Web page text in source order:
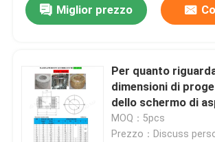
Miglior prezzo
Per quanto
dimensioni di
dello schermo di
B125 Cb * 623-80 e
schermo di
MOQ：5pcs
Prezzo：Discuss